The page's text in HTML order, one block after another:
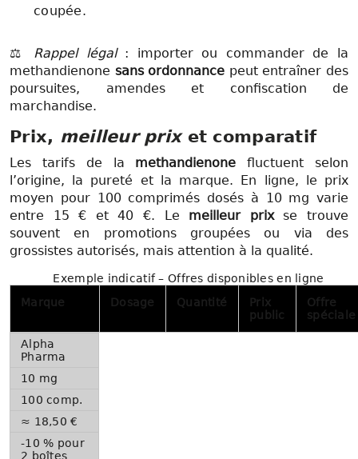
coupée.
⚖️ Rappel légal: importer ou commander de la
methandienone sans ordonnance peut entraîner des
poursuites, amendes et confiscation de
marchandise.
Prix, meilleur prixet comparatif
Les tarifs de la methandienone fluctuent selon
l’origine, la pureté et la marque. En ligne, le prix
moyen pour 100 comprimés dosés à 10 mg varie
entre 15 € et 40 €. Le meilleur prixse trouve
souvent en promotions groupées ou via des
grossistes autorisés, mais attention à la qualité.
Exemple indicatif – Offres disponibles en ligne
Marque
Dosage Quantité
Prix
public
Offre
spéciale
Alpha
Pharma
10 mg
100 comp.
≈ 18,50 €
-10 % pour
2 boîtes